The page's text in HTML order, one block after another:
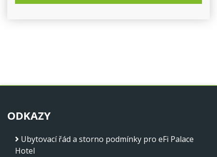
ODKAZY
Ubytovací řád a storno podmínky pro eFi Palace
Hotel